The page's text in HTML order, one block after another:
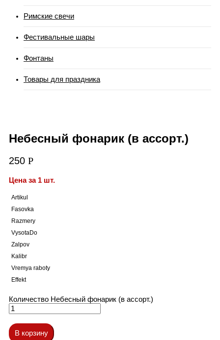
Римские свечи
Фестивальные шары
Фонтаны
Товары для праздника
Небесный фонарик (в ассорт.)
250 Р
Цена за 1 шт.
Artikul
Fasovka
Razmery
VysotaDo
Zalpov
Kalibr
Vremya raboty
Effekt
Количество Небесный фонарик (в ассорт.)
В корзину